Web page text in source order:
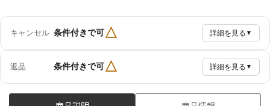
キャンセル 条件付きで可△ 詳細を見る ▼
返品 条件付きで可△ 詳細を見る ▼